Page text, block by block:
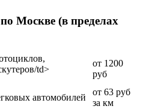
Москве (в пределах
td>
от 1200
руб
автомобилей
от 63 руб
за км